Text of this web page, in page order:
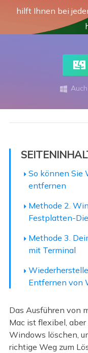
hilft Ihnen bei

So können Sie
entfernen
Methode 2.
Festplatten-
Methode 3.
mit Terminal
Entfernen von
Das Ausführen von
Mac ist flexibel,
Windows löschen,
richtige Weg zum